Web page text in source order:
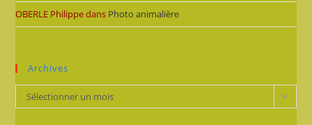
OBERLE Philippedans Photo animalière
Archives
Archives
Sélectionner un mois